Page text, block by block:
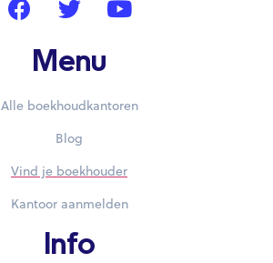
Menu
Alle boekhoudkantoren
Blog
Vind je boekhouder
Kantoor aanmelden
Info